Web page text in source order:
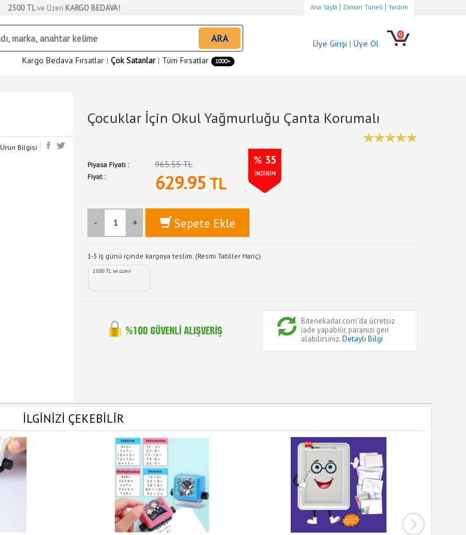
2500 TLve Üzeri KARGO BEDAVA! Ana Sayfa | Zaman Tüneli | Yardım
ARA
Kargo Bedava Fırsatlar | Çok Satanlar | Tüm Fırsatlar 1000+
Üye Girişi | Üye Ol
0
Ürün Bilgisi
Çocuklar İçin Okul Yağmurluğu Çanta Korumalı
Piyasa Fiyatı : 965.55 TL % 35
İNDİRİM
Fiyat : 629.95 TL
- + Sepete Ekle
1-3 iş günü içinde kargoya teslim. (Resmi Tatiller Hariç)
1500 TL ve üzeri
Bitenekadar.com'da ücretsiz
iade yapabilir, paranızı geri
alabilirsiniz.Detaylı Bilgi
İLGİNİZİ ÇEKEBİLİR